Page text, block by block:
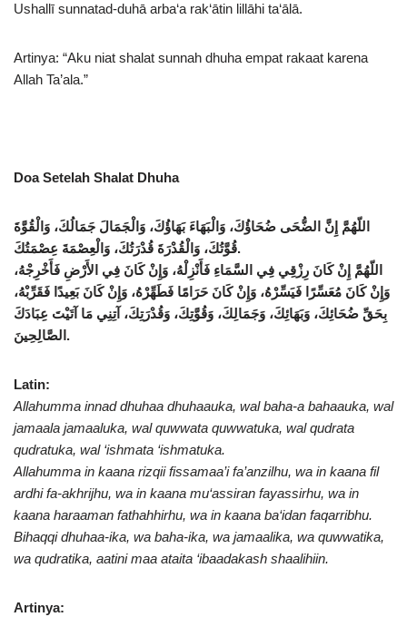
Ushallī sunnatad-duhā arba‘a rak‘ātin lillāhi ta‘ālā.
Artinya: “Aku niat shalat sunnah dhuha empat rakaat karena
Allah Ta’ala.”
Doa Setelah Shalat Dhuha
اللّهُمَّ إِنَّ الضُّحَى ضُحَاؤُكَ، وَالْبَهَاءَ بَهَاؤُكَ، وَالْجَمَالَ جَمَالُكَ، وَالْقُوَّةَ
قُوَّتُكَ، وَالْقُدْرَةَ قُدْرَتُكَ، وَالْعِصْمَةَ عِصْمَتُكَ.
اللّهُمَّ إِنْ كَانَ رِزْقِي فِي السَّمَاءِ فَأَنْزِلْهُ، وَإِنْ كَانَ فِي الأَرْضِ فَأَخْرِجْهُ،
وَإِنْ كَانَ مُعَسِّرًا فَيَسِّرْهُ، وَإِنْ كَانَ حَرَامًا فَطَهِّرْهُ، وَإِنْ كَانَ بَعِيدًا فَقَرِّبْهُ،
بِحَقِّ ضُحَائِكَ، وَبَهَائِكَ، وَجَمَالِكَ، وَقُوَّتِكَ، وَقُدْرَتِكَ، آتِنِي مَا آتَيْتَ عِبَادَكَ
الصَّالِحِينَ .
Latin:
Allahumma innad dhuhaa dhuhaauka, wal baha-a bahaauka, wal
jamaala jamaaluka, wal quwwata quwwatuka, wal qudrata
qudratuka, wal ‘ishmata ‘ishmatuka.
Allahumma in kaana rizqii fissamaa’i fa’anzilhu, wa in kaana fil
ardhi fa-akhrijhu, wa in kaana mu‘assiran fayassirhu, wa in
kaana haraaman fathahhirhu, wa in kaana ba‘idan faqarribhu.
Bihaqqi dhuhaa-ika, wa baha-ika, wa jamaalika, wa quwwatika,
wa qudratika, aatini maa ataita ‘ibaadakash shaalihiin.
Artinya: